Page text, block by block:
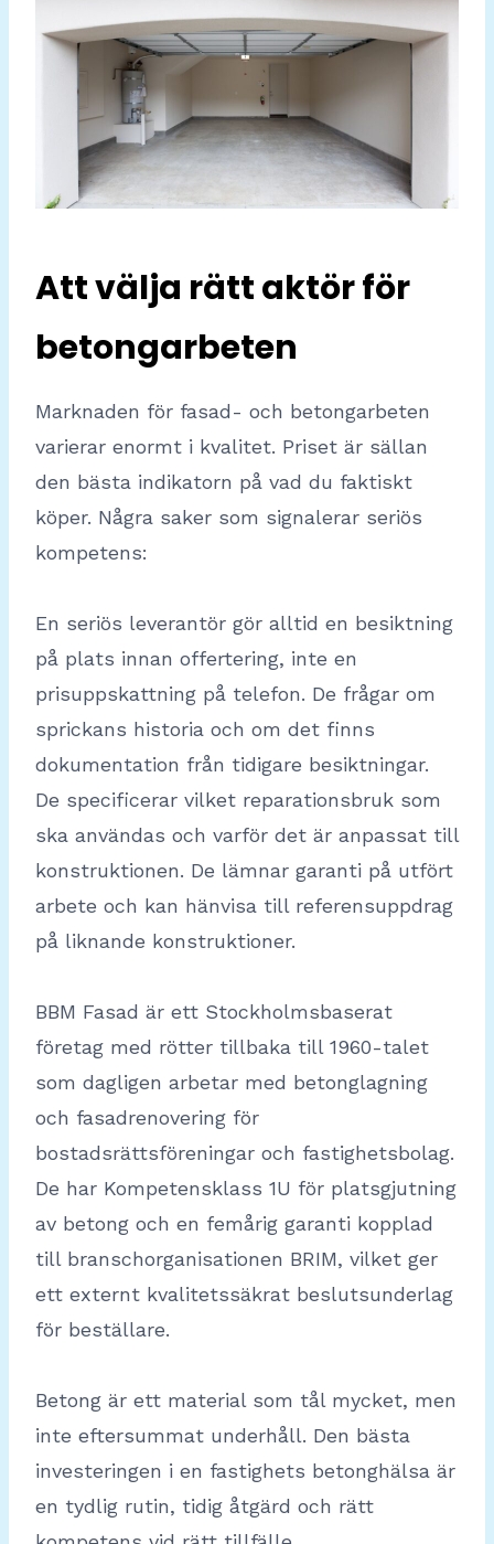
Att välja rätt aktör för
betongarbeten
Marknaden för fasad- och betongarbeten
varierar enormt i kvalitet. Priset är sällan
den bästa indikatorn på vad du faktiskt
köper. Några saker som signalerar seriös
kompetens:
En seriös leverantör gör alltid en besiktning
på plats innan offertering, inte en
prisuppskattning på telefon. De frågar om
sprickans historia och om det finns
dokumentation från tidigare besiktningar.
De specificerar vilket reparationsbruk som
ska användas och varför det är anpassat till
konstruktionen. De lämnar garanti på utfört
arbete och kan hänvisa till referensuppdrag
på liknande konstruktioner.
BBM Fasad är ett Stockholmsbaserat
företag med rötter tillbaka till 1960-talet
som dagligen arbetar med betonglagning
och fasadrenovering för
bostadsrättsföreningar och fastighetsbolag.
De har Kompetensklass 1U för platsgjutning
av betong och en femårig garanti kopplad
till branschorganisationen BRIM, vilket ger
ett externt kvalitetssäkrat beslutsunderlag
för beställare.
Betong är ett material som tål mycket, men
inte eftersummat underhåll. Den bästa
investeringen i en fastighets betonghälsa är
en tydlig rutin, tidig åtgärd och rätt